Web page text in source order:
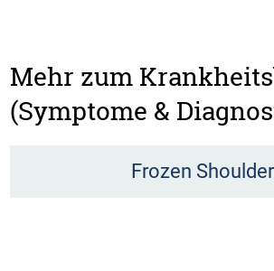
Mehr zum
(Symptome &
Frozen Shoulder